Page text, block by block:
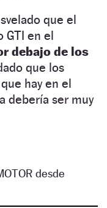
que el
en el
debajo de los
que los
hay en el
debería ser muy
desde